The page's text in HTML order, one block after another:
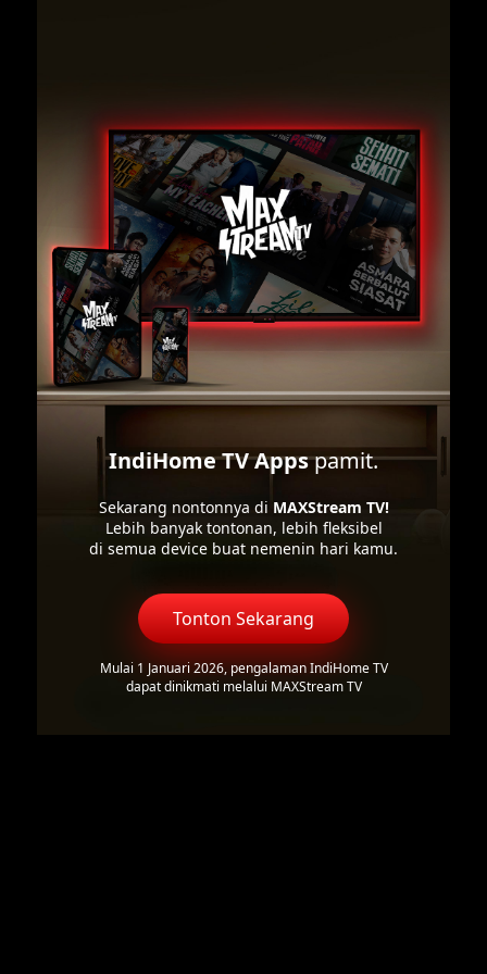
IndiHome TV Appspamit.
Sekarang nontonnya di MAXStream TV!
Lebih banyak tontonan, lebih fleksibel
di semua device buat nemenin hari kamu.
Tonton Sekarang
Mulai 1 Januari 2026, pengalaman IndiHome TV
dapat dinikmati melalui MAXStream TV